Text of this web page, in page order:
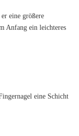
eine größere
Anfang ein leichteres
eine Schicht